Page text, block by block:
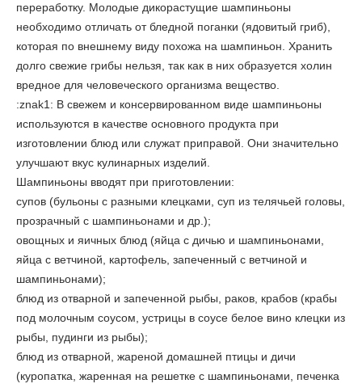
переработку. Молодые дикорастущие шампиньоны
необходимо отличать от бледной поганки (ядовитый гриб),
которая по внешнему виду похожа на шампиньон. Хранить
долго свежие грибы нельзя, так как в них образуется холин
вредное для человеческого организма вещество.
:znak1: В свежем и консервированном виде шампиньоны
используются в качестве основного продукта при
изготовлении блюд или служат приправой. Они значительно
улучшают вкус кулинарных изделий.
Шампиньоны вводят при приготовлении:
супов (бульоны с разными клецками, суп из телячьей головы,
прозрачный с шампиньонами и др.);
овощных и яичных блюд (яйца с дичью и шампиньонами,
яйца с ветчиной, картофель, запеченный с ветчиной и
шампиньонами);
блюд из отварной и запеченной рыбы, раков, крабов (крабы
под молочным соусом, устрицы в соусе белое вино клецки из
рыбы, пудинги из рыбы);
блюд из отварной, жареной домашней птицы и дичи
(куропатка, жаренная на решетке с шампиньонами, печенка